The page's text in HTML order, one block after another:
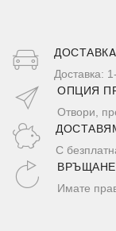
ДОСТАВКA
Доставка:
ОПЦИЯ
Отвори,
С
ВРЪЩАНЕ
Имате